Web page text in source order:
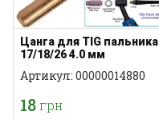
Цанга для TIG пальника
17/18/26 4.0 мм
Артикул: 00000014880
18грн